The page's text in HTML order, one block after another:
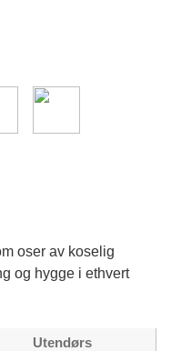
oser av koselig
og hygge i ethvert
Utendørs